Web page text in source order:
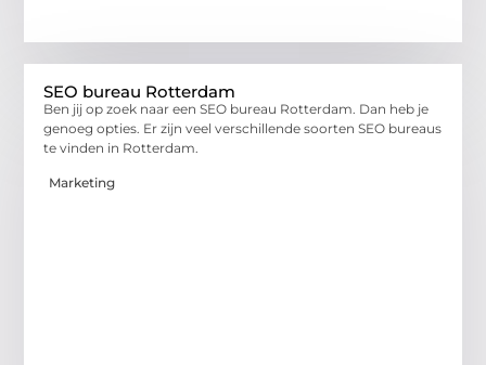
SEO bureau Rotterdam
Ben jij op zoek naar een SEO bureau Rotterdam. Dan heb je
genoeg opties. Er zijn veel verschillende soorten SEO bureaus
te vinden in Rotterdam.
Marketing